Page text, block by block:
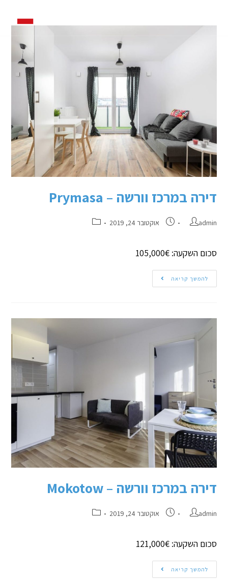
דירה במרכז וורשה – Prymasa
admin אוקטובר 24, 2019
סכום השקעה: 105,000€
להמשך קריאה
דירה במרכז וורשה – Mokotow
admin אוקטובר 24, 2019
סכום השקעה: 121,000€
להמשך קריאה